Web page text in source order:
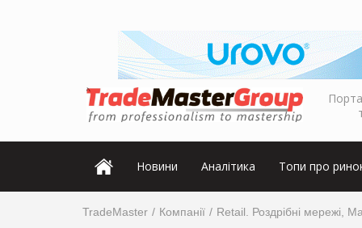
Новини Аналітика Топи про
TradeMaster Компанії Retail. Роздрібні мережі,